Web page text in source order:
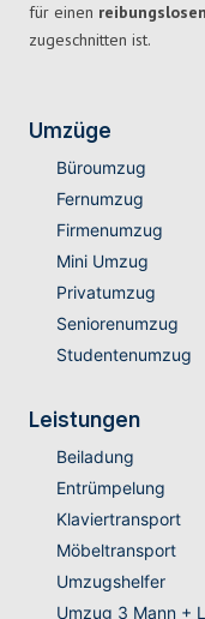
für einen
zugeschnitten ist.
Umzüge
Büroumzug
Fernumzug
Firmenumzug
Mini Umzug
Privatumzug
Seniorenumzug
Studentenumzug
Leistungen
Beiladung
Entrümpelung
Klaviertransport
Möbeltransport
Umzugshelfer
Umzug 3 Mann +